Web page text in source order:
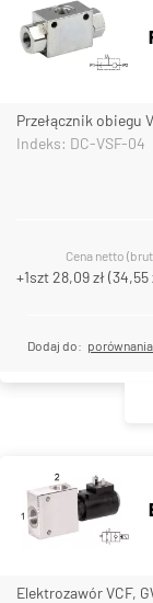
Przełącznik obiegu
Indeks: DC-VSF-04
Cena netto
+1szt28,09 zł(34,55
Dodaj do: porównania
Elektrozawór VCF,